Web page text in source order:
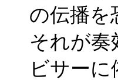
の伝播を
それが奏
ビサーに